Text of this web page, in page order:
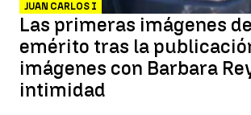
JUAN CARLOS I
Las primeras imágenes
emérito tras la
imágenes con Barbara
intimidad